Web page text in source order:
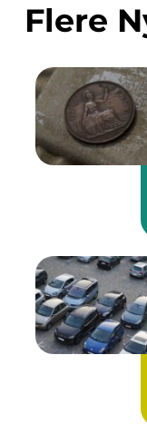
Flere